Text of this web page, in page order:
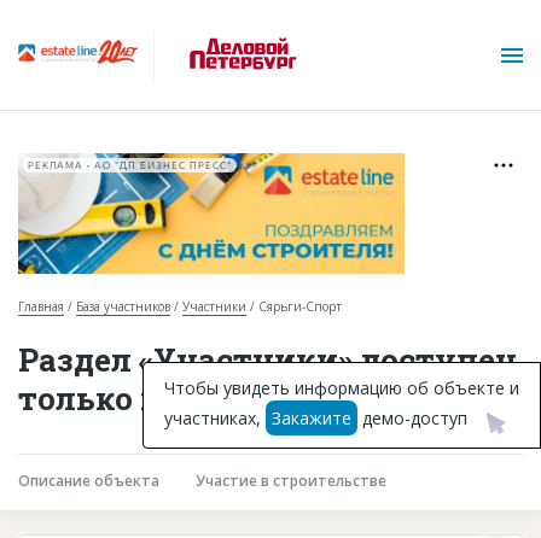
Горячие объекты
База строящихся объектов
Инвестпроекты
Глоссарий
РЕКЛАМА • АО "ДП БИЗНЕС ПРЕСС"
Главная База участников Участники Сярьги-Спорт
Раздел «Участники» доступен
только подписчикам
Описание объекта Участие в строительстве
Чтобы увидеть информацию об объекте и
участниках, Закажите демо-доступ